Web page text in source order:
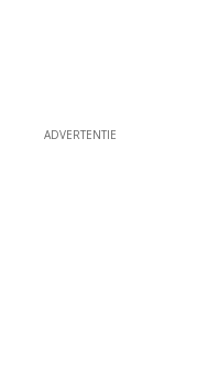
ADVERTENTIE